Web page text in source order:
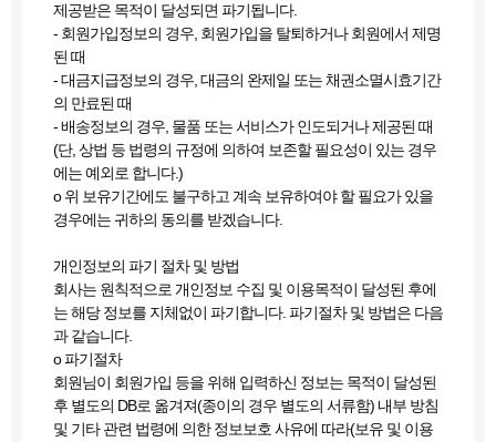
제공받은 목적이 달성되면 파기됩니다.
- 회원가입정보의 경우, 회원가입을 탈퇴하거나 회원에서 제명
된 때
- 대금지급정보의 경우, 대금의 완제일 또는 채권소멸시효기간
의 만료된 때
- 배송정보의 경우, 물품 또는 서비스가 인도되거나 제공된 때
(단, 상법 등 법령의 규정에 의하여 보존할 필요성이 있는 경우
에는 예외로 합니다.)
ο 위 보유기간에도 불구하고 계속 보유하여야 할 필요가 있을
경우에는 귀하의 동의를 받겠습니다.
개인정보의 파기 절차 및 방법
회사는 원칙적으로 개인정보 수집 및 이용목적이 달성된 후에
는 해당 정보를 지체없이 파기합니다. 파기절차 및 방법은 다음
과 같습니다.
ο 파기절차
회원님이 회원가입 등을 위해 입력하신 정보는 목적이 달성된
후 별도의 DB로 옮겨져(종이의 경우 별도의 서류함) 내부 방침
및 기타 관련 법령에 의한 정보보호 사유에 따라(보유 및 이용